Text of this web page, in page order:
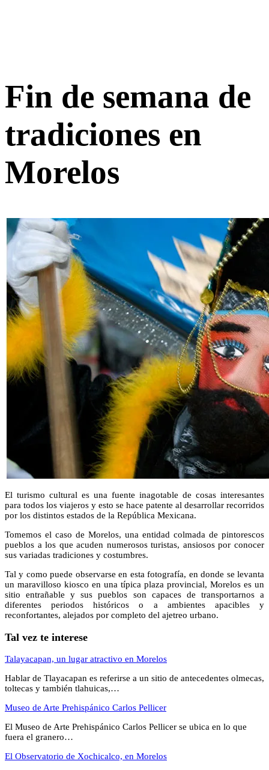
Fin de semana de
tradiciones en
Morelos
El turismo cultural es una fuente inagotable de cosas interesantes
para todos los viajeros y esto se hace patente al desarrollar recorridos
por los distintos estados de la República Mexicana.
Tomemos el caso de Morelos, una entidad colmada de pintorescos
pueblos a los que acuden numerosos turistas, ansiosos por conocer
sus variadas tradiciones y costumbres.
Tal y como puede observarse en esta fotografía, en donde se levanta
un maravilloso kiosco en una típica plaza provincial, Morelos es un
sitio entrañable y sus pueblos son capaces de transportarnos a
diferentes periodos históricos o a ambientes apacibles y
reconfortantes, alejados por completo del ajetreo urbano.
Tal vez te interese
Talayacapan, un lugar atractivo en Morelos
Hablar de Tlayacapan es referirse a un sitio de antecedentes olmecas,
toltecas y también tlahuicas,…
Museo de Arte Prehispánico Carlos Pellicer
El Museo de Arte Prehispánico Carlos Pellicer se ubica en lo que
fuera el granero…
El Observatorio de Xochicalco, en Morelos